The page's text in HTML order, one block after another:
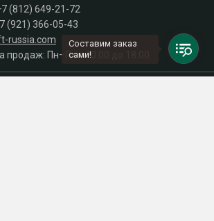
(812) 649-21-72
(921) 366-05-43
russia.com
Пн–Пт с 10:00 до 18:00
Составим заказ
сами!